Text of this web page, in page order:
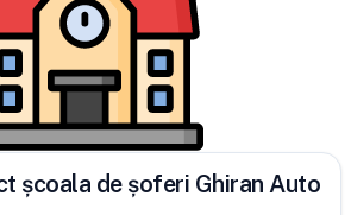
școala de șoferi Ghiran Auto